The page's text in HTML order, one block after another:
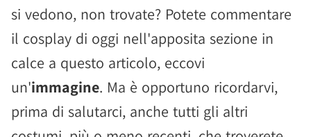
si vedono, non trovate? Potete commentare
il cosplay di oggi nell'apposita sezione in
calce a questo articolo, eccovi
un'immagine. Ma è opportuno ricordarvi,
prima di salutarci, anche tutti gli altri